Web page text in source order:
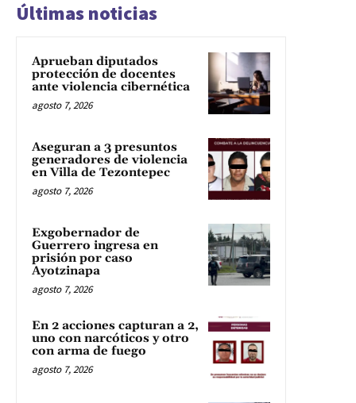
Últimas noticias
Aprueban diputados
protección de docentes
ante violencia cibernética
agosto 7, 2026
Aseguran a 3 presuntos
generadores de violencia
en Villa de Tezontepec
agosto 7, 2026
Exgobernador de
Guerrero ingresa en
prisión por caso
Ayotzinapa
agosto 7, 2026
En 2 acciones capturan a 2,
uno con narcóticos y otro
con arma de fuego
agosto 7, 2026